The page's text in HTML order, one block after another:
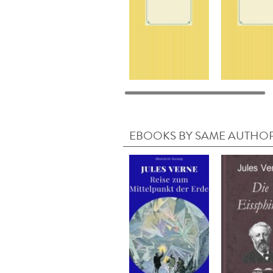
EBOOKS BY SAME